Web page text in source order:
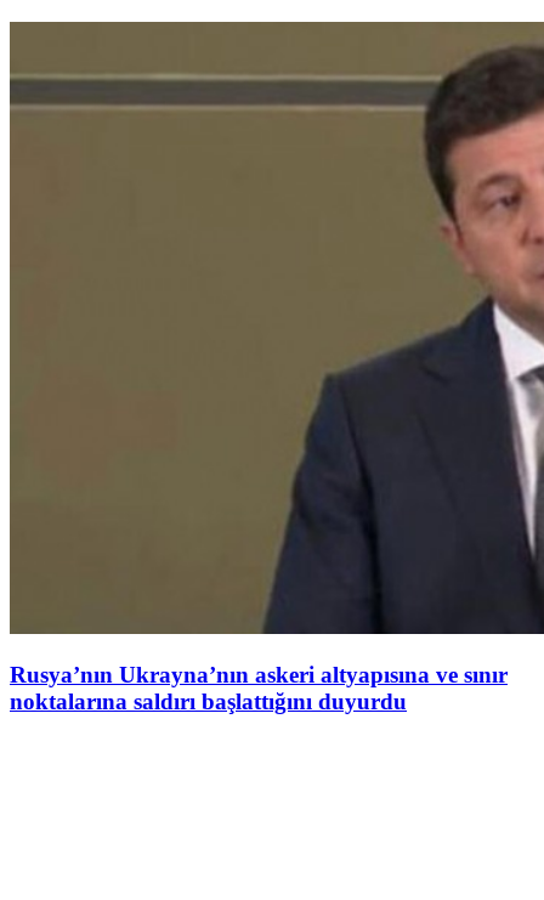
Rusya’nın Ukrayna’nın askeri altyapısına ve sınır
noktalarına saldırı başlattığını duyurdu